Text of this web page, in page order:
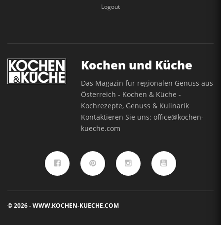
Logout
Kochen und Küche
Das Magazin für regionalen Genuss aus
Österreich - Kochen & Küche -
Kochrezepte, Genuss & Kulinarik
Kontaktieren Sie uns:office@kochen-
kueche.com
© 2026 - WWW.KOCHEN-KUECHE.COM